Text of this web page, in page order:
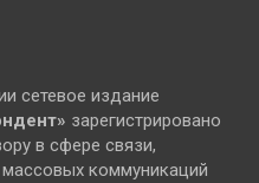
сетевое издание
зарегистрировано
в сфере связи,
коммуникаций